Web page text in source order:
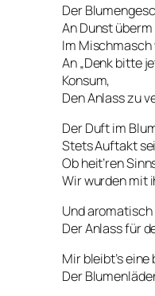
Der
An Dunst
Im
An „Denk bitte
Konsum,
Den Anlass zu
Der Duft im
Stets Auftakt
Ob heit’ren
Wir wurden mit
Und
Der Anlass für
Mir bleibt’s eine
Der